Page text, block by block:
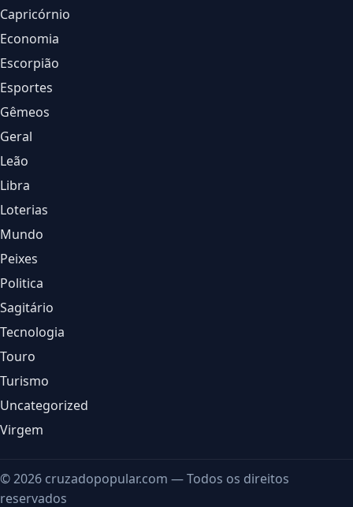
Capricórnio
Economia
Escorpião
Esportes
Gêmeos
Geral
Leão
Libra
Loterias
Mundo
Peixes
Politica
Sagitário
Tecnologia
Touro
Turismo
Uncategorized
Virgem
© 2026 cruzadopopular.com — Todos os direitos
reservados